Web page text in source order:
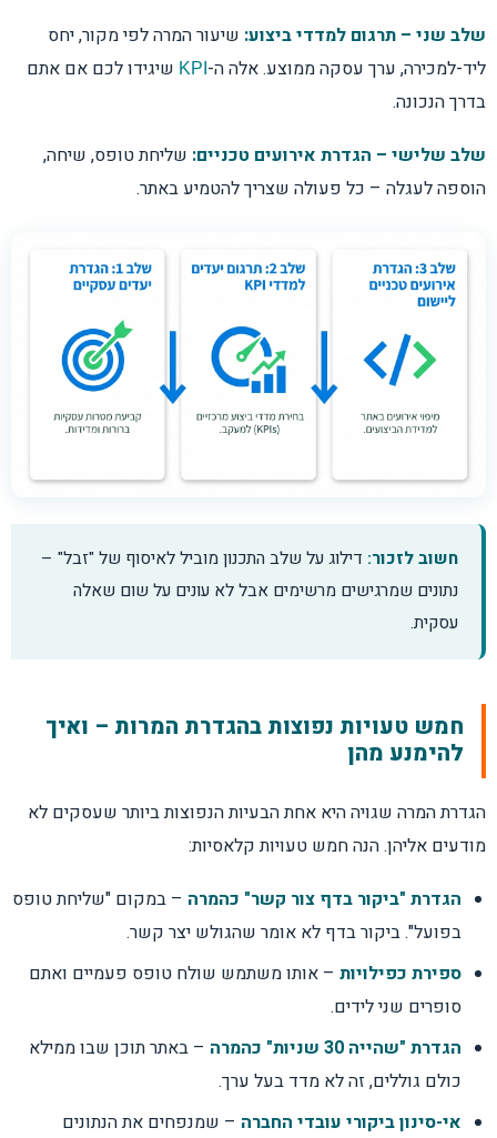
שלב שני – תרגום למדדי ביצוע: שיעור המרה לפי מקור, יחס
ליד-למכירה, ערך עסקה ממוצע. אלה ה- KPI שיגידו לכם אם אתם
בדרך הנכונה.
שלב שלישי – הגדרת אירועים טכניים: שליחת טופס, שיחה,
הוספה לעגלה – כל פעולה שצריך להטמיע באתר.
חשוב לזכור: דילוג על שלב התכנון מוביל לאיסוף של "זבל" –
נתונים שמרגישים מרשימים אבל לא עונים על שום שאלה
עסקית.
חמש טעויות נפוצות בהגדרת המרות – ואיך
להימנע מהן
הגדרת המרה שגויה היא אחת הבעיות הנפוצות ביותר שעסקים לא
מודעים אליהן. הנה חמש טעויות קלאסיות:
הגדרת "ביקור בדף צור קשר" כהמרה – במקום "שליחת טופס
בפועל". ביקור בדף לא אומר שהגולש יצר קשר.
ספירת כפילויות – אותו משתמש שולח טופס פעמיים ואתם
סופרים שני לידים.
הגדרת "שהייה 30 שניות" כהמרה
– באתר תוכן שבו ממילא
כולם גוללים, זה לא מדד בעל ערך.
אי-סינון ביקורי עובדי החברה – שמנפחים את הנתונים